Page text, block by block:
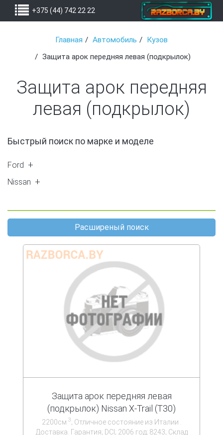
+375 (44) 742 22 22
Главная Автомобиль
Кузов
Защита арок передняя левая (подкрылок)
Защита арок передняя
левая (подкрылок)
Быстрый поиск по марке и моделе
Ford
Nissan
Расширеный поиск
Защита арок передняя левая
(подкрылок) Nissan X-Trail (T30)
2200см 3; Отличное состояние из Италии .
Доставка. Гарантия; DCI; 2006 год; 8243; Склад